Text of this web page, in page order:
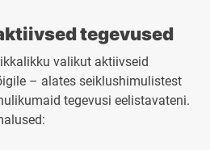
tegevused
valikut aktiivseid
– alates seiklushimulistest
tegevusi eelistavateni.